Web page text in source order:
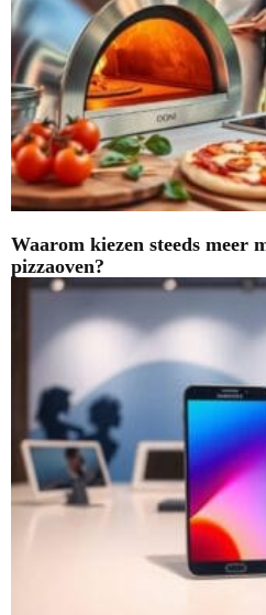
Waarom kiezen steeds meer
pizzaoven?